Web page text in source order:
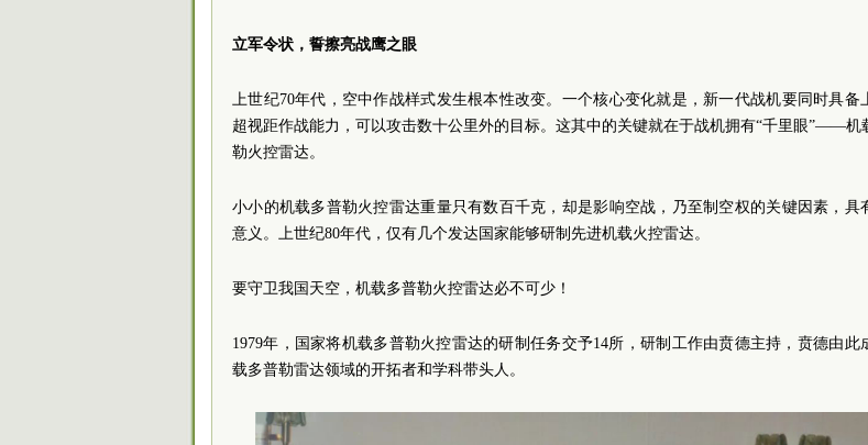
立军令状，誓擦亮战鹰之眼
上世纪70年代，空中作战样式发生根本性改变。一个核心变化就是，新一代战机要同时具备
超视距作战能力，可以攻击数十公里外的目标。这其中的关键就在于战机拥有“千里眼”——机
勒火控雷达。
小小的机载多普勒火控雷达重量只有数百千克，却是影响空战，乃至制空权的关键因素，具
意义。上世纪80年代，仅有几个发达国家能够研制先进机载火控雷达。
要守卫我国天空，机载多普勒火控雷达必不可少！
1979年，国家将机载多普勒火控雷达的研制任务交予14所，研制工作由贲德主持，贲德由此
载多普勒雷达领域的开拓者和学科带头人。